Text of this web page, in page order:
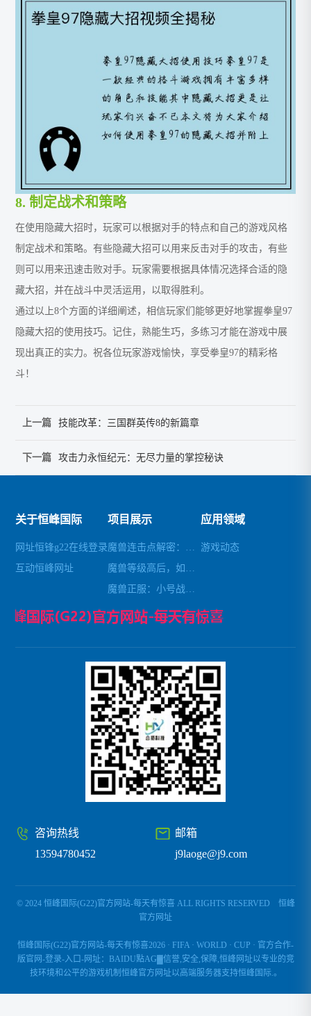
8. 制定战术和策略
在使用隐藏大招时，玩家可以根据对手的特点和自己的游戏风格
制定战术和策略。有些隐藏大招可以用来反击对手的攻击，有些
则可以用来迅速击败对手。玩家需要根据具体情况选择合适的隐
藏大招，并在战斗中灵活运用，以取得胜利。
通过以上8个方面的详细阐述，相信玩家们能够更好地掌握拳皇97
隐藏大招的使用技巧。记住，熟能生巧，多练习才能在游戏中展
现出真正的实力。祝各位玩家游戏愉快，享受拳皇97的精彩格
斗！
上一篇 技能改革：三国群英传8的新篇章
下一篇 攻击力永恒纪元：无尽力量的掌控秘诀
关于恒峰国际
网址恒锋g22在线登录
互动恒峰网址
项目展示 应用领域
游戏动态
邮箱
j9laoge@j9.com
咨询热线
13594780452
© 2024 恒峰国际(G22)官方网站-每天有惊喜 ALL RIGHTS RESERVED 恒峰
官方网址
恒峰国际(G22)官方网站-每天有惊喜2026 · FIFA · WORLD · CUP · 官方合作-
版官网-登录-入口-网址：BAIDU點AG▓信誉,安全,保障,恒峰网址以专业的竞
技环境和公平的游戏机制恒峰官方网址以高端服务器支持恒峰国际.。